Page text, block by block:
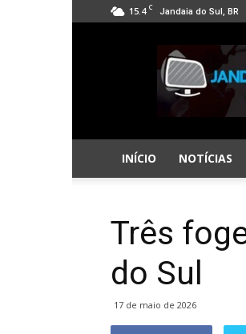
15.4 C Jandaia do Sul, BR
Jandaia
Online
INÍCIO NOTÍCIAS
Três
do Sul
17 de maio de 2026